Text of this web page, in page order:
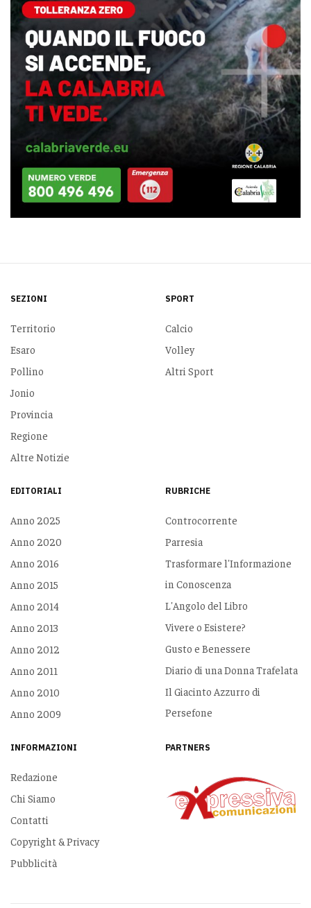
SEZIONI
Territorio
Esaro
Pollino
Jonio
Provincia
Regione
Altre Notizie
SPORT
Calcio
Volley
Altri Sport
EDITORIALI
Anno 2025
Anno 2020
Anno 2016
Anno 2015
Anno 2014
Anno 2013
Anno 2012
Anno 2011
Anno 2010
Anno 2009
RUBRICHE
Controcorrente
Parresia
Trasformare l'Informazione
in Conoscenza
L'Angolo del Libro
Vivere o Esistere?
Gusto e Benessere
Diario di una Donna Trafelata
Il Giacinto Azzurro di
Persefone
INFORMAZIONI
Redazione
Chi Siamo
Contatti
Copyright & Privacy
Pubblicità
PARTNERS